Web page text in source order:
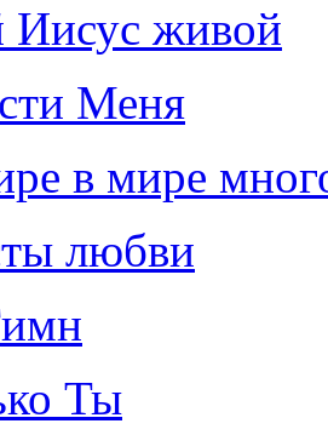
живой
Меня
в мире
любви
Ты